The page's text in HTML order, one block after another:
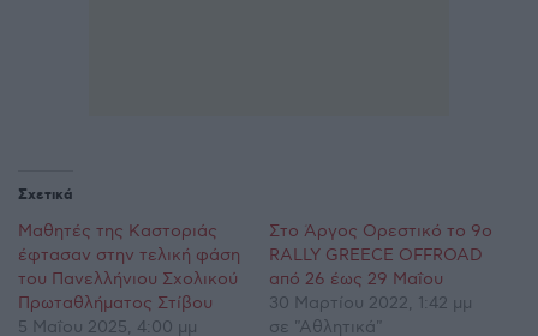
Σχετικά
Μαθητές της Καστοριάς
έφτασαν στην τελική φάση
του Πανελλήνιου Σχολικού
Πρωταθλήματος Στίβου
5 Μαΐου 2025, 4:00 μμ
Στο Άργος Ορεστικό το 9ο
RALLY GREECE OFFROAD
από 26 έως 29 Μαΐου
30 Μαρτίου 2022, 1:42 μμ
σε "Αθλητικά"